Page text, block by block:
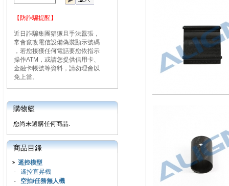
【防詐騙提醒】
近日詐騙集團猖獗且手法囂張，
常會竄改電信設備偽裝顯示號碼
，若您接獲任何電話要您依指示
操作ATM，或請您提供信用卡、
金融卡帳號等資料，請勿理會以
免上當。
購物籃
您尚未選購任何商品.
商品目錄
遥控模型
- 遙控直昇機
- 空拍/任務無人機